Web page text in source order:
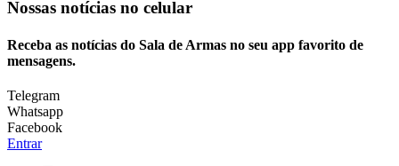
Nossas notícias no celular
Receba as notícias do Sala de Armas no seu app favorito de
mensagens.
Telegram
Whatsapp
Facebook
Entrar